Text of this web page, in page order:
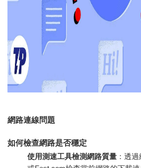
網路連線問題
如何檢查網路是否穩定
使用測速工具檢測網路質量 ：透